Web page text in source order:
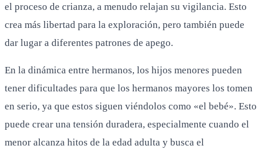
el proceso de crianza, a menudo relajan su vigilancia. Esto
crea más libertad para la exploración, pero también puede
dar lugar a diferentes patrones de apego.
En la dinámica entre hermanos, los hijos menores pueden
tener dificultades para que los hermanos mayores los tomen
en serio, ya que estos siguen viéndolos como «el bebé». Esto
puede crear una tensión duradera, especialmente cuando el
menor alcanza hitos de la edad adulta y busca el